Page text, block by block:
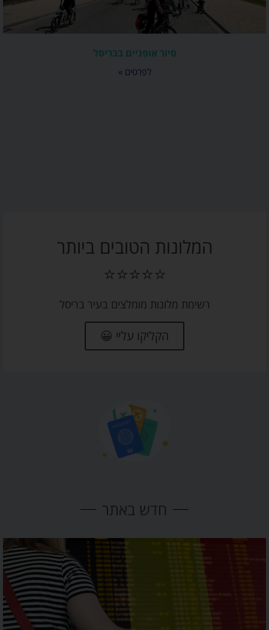
סיור אופניים בבריסל
לפרטים »
המלונות הטובים ביותר
⭐⭐⭐⭐⭐
רשימת מלונות מומלצים בעיר בריסל
הקליקו עליי 😀
חדש באתר